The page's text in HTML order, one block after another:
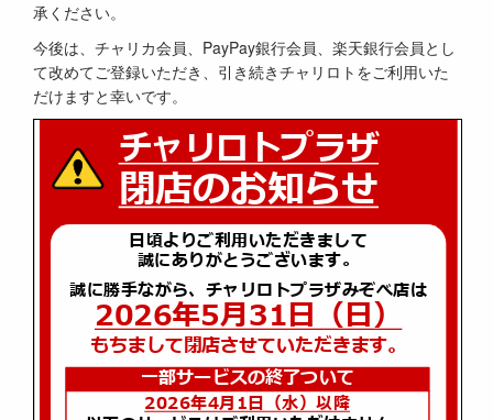
承ください。
今後は、チャリカ会員、PayPay銀行会員、楽天銀行会員とし
て改めてご登録いただき、引き続きチャリロトをご利用いた
だけますと幸いです。